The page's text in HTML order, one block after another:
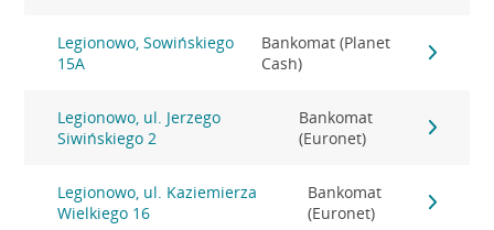
Legionowo, Sowińskiego
15A
Bankomat (Planet
Cash)
Legionowo, ul. Jerzego
Siwińskiego 2
Bankomat
(Euronet)
Legionowo, ul. Kaziemierza
Wielkiego 16
Bankomat
(Euronet)